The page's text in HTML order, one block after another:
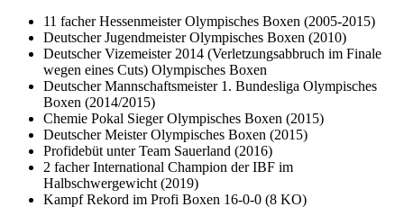
11 facher Hessenmeister Olympisches Boxen (2005-2015)
Deutscher Jugendmeister Olympisches Boxen (2010)
Deutscher Vizemeister 2014 (Verletzungsabbruch im Finale
wegen eines Cuts) Olympisches Boxen
Deutscher Mannschaftsmeister 1. Bundesliga Olympisches
Boxen (2014/2015)
Chemie Pokal Sieger Olympisches Boxen (2015)
Deutscher Meister Olympisches Boxen (2015)
Profidebüt unter Team Sauerland (2016)
2 facher International Champion der IBF im
Halbschwergewicht (2019)
Kampf Rekord im Profi Boxen 16-0-0 (8 KO)